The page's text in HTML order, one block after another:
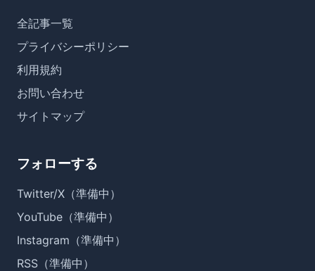
全記事一覧
プライバシーポリシー
利用規約
お問い合わせ
サイトマップ
フォローする
Twitter/X（準備中）
YouTube（準備中）
Instagram（準備中）
RSS（準備中）